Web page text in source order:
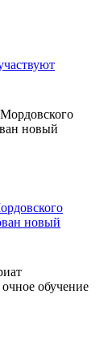
новый